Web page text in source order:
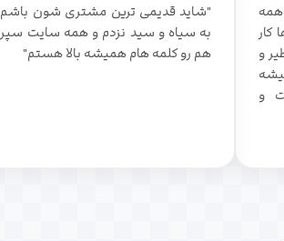
همه
و
و
"شاید قدیمی ترین مشتری شون
به سیاه و سید نزدم و همه سایت
هم رو کلمه هام همیشه بالا هستم"